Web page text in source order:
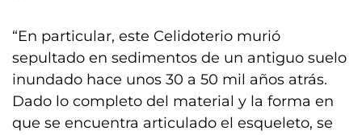
“En particular, este Celidoterio murió
sepultado en sedimentos de un antiguo suelo
inundado hace unos 30 a 50 mil años atrás.
Dado lo completo del material y la forma en
que se encuentra articulado el esqueleto, se